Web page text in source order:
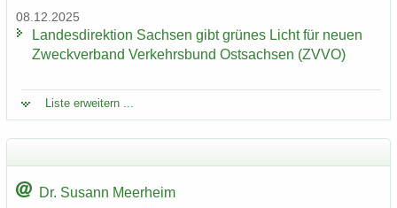
08.12.2025
Lan­des­di­rek­ti­on Sach­sen gibt grü­nes Licht für neuen
Zweck­ver­band Ver­kehrs­bund Ost­sach­sen (ZVVO)
Liste er­wei­tern ...
Dr. Su­sann Meer­heim